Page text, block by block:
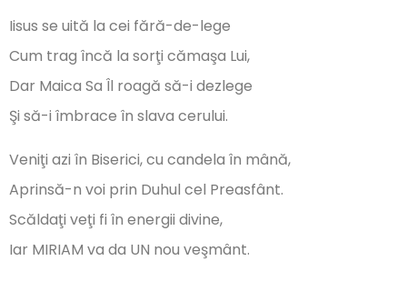
Iisus se uită la cei fără-de-lege
Cum trag încă la sorţi cămaşa Lui,
Dar Maica Sa Îl roagă să-i dezlege
Şi să-i îmbrace în slava cerului.
Veniţi azi în Biserici, cu candela în mână,
Aprinsă-n voi prin Duhul cel Preasfânt.
Scăldaţi veţi fi în energii divine,
Iar MIRIAM va da UN nou veşmânt.